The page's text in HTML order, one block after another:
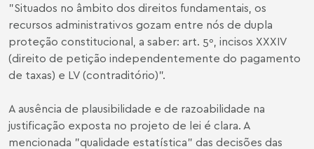
"Situados no âmbito dos direitos fundamentais, os
recursos administrativos gozam entre nós de dupla
proteção constitucional, a saber: art. 5º, incisos XXXIV
(direito de petição independentemente do pagamento
de taxas) e LV (contraditório)".
A ausência de plausibilidade e de razoabilidade na
justificação exposta no projeto de lei é clara. A
mencionada "qualidade estatística" das decisões das